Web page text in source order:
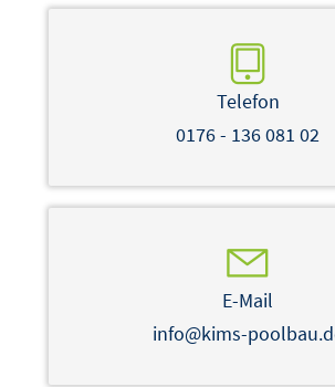
Telefon
0176 - 136 081 02
E-Mail
info@kims-